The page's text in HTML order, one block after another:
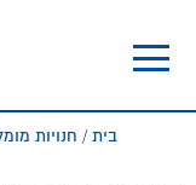
main
footer
בית / חנויות